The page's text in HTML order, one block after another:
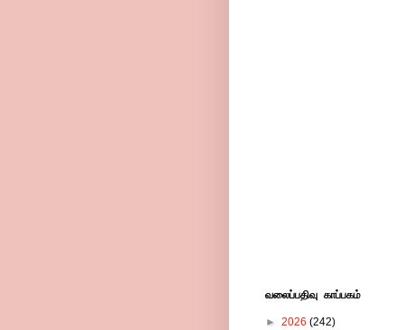
வலைப்பதிவு காப்பகம்
► 2026 (242)